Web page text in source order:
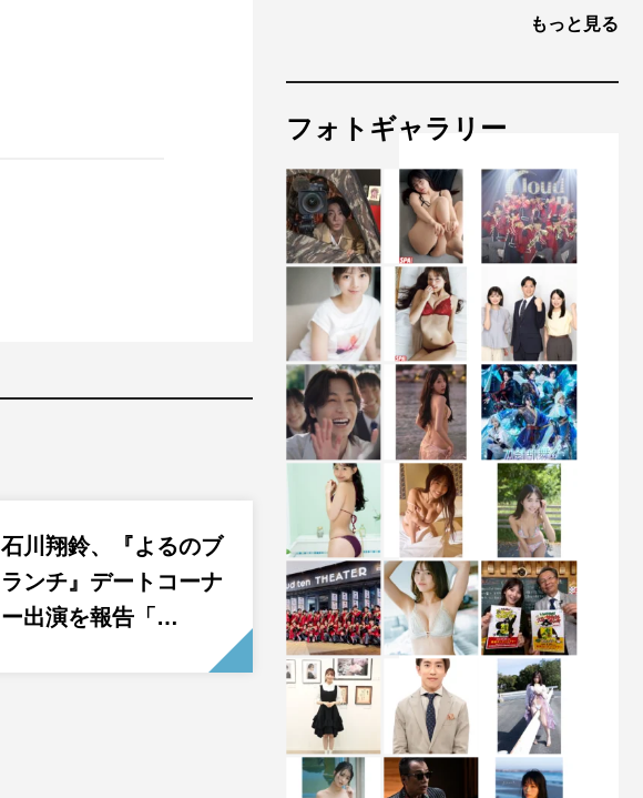
石川翔鈴、『よるのブ
ランチ』デートコーナ
ー出演を報告「…
もっと見る
フォトギャラリー